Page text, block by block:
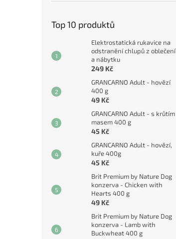
Top 10 produktů
Elektrostatická rukavice na
odstranění chlupů z oblečení
a nábytku
249 Kč
GRANCARNO Adult - hovězí
400 g
49 Kč
GRANCARNO Adult - s krůtím
masem 400 g
45 Kč
GRANCARNO Adult - hovězí,
kuře 400g
45 Kč
Brit Premium by Nature Dog
konzerva - Chicken with
Hearts 400 g
49 Kč
Brit Premium by Nature Dog
konzerva - Lamb with
Buckwheat 400 g